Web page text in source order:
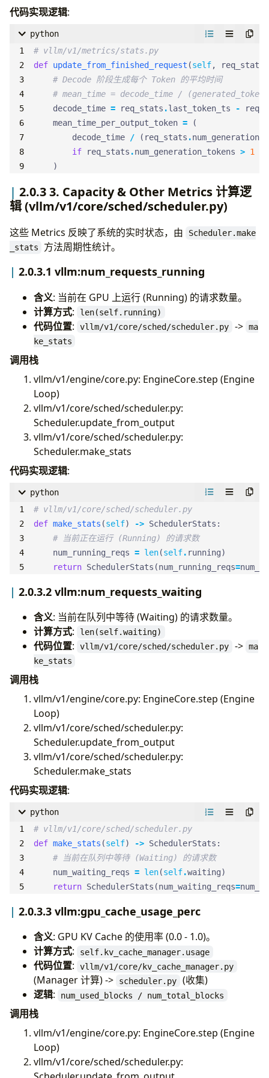
代码实现逻辑:
python
# vllm/v1/metrics/stats.py
def update_from_finished_request (self, req_stats
# Decode 阶段生成每个 Token 的平均时间
# mean_time = decode_time /
decode_time = req_stats .last_token_ts -
mean_time_per_output_token =
(
decode_time
/ ( req_stats .
if
req_stats .num_generation_tokens > 1
)
2.0.3 3. Capacity & Other Metrics 计算逻
辑 (vllm/v1/core/sched/scheduler.py)
这些 Metrics 反映了系统的实时状态，由
Scheduler.make
_stats
方法周期性统计。
2.0.3.1 vllm:num_requests_running
含义: 当前在 GPU 上运行 (Running) 的请求数量。
计算方式: len(self.running)
代码位置: vllm/v1/core/sched/scheduler.py -> ma
ke_stats
调用栈
vllm/v1/engine/core.py: EngineCore.step (Engine
Loop)
vllm/v1/core/sched/scheduler.py:
Scheduler.update_from_output
vllm/v1/core/sched/scheduler.py:
Scheduler.make_stats
代码实现逻辑:
python
# vllm/v1/core/sched/scheduler.py
def make_stats (self) -> SchedulerStats :
# 当前正在运行 (Running) 的请求数
num_running_reqs = len(self. running)
return SchedulerStats (num_running_reqs=
2.0.3.2 vllm:num_requests_waiting
含义: 当前在队列中等待 (Waiting) 的请求数量。
计算方式: len(self.waiting)
代码位置: vllm/v1/core/sched/scheduler.py -> ma
ke_stats
调用栈
vllm/v1/engine/core.py: EngineCore.step (Engine
Loop)
vllm/v1/core/sched/scheduler.py:
Scheduler.update_from_output
vllm/v1/core/sched/scheduler.py:
Scheduler.make_stats
代码实现逻辑:
python
# vllm/v1/core/sched/scheduler.py
def make_stats (self) -> SchedulerStats :
# 当前在队列中等待 (Waiting) 的请求数
num_waiting_reqs = len(self.waiting)
return SchedulerStats (num_waiting_reqs=
2.0.3.3 vllm:gpu_cache_usage_perc
含义: GPU KV Cache 的使用率 (0.0 - 1.0)。
计算方式: self.kv_cache_manager.usage
代码位置: vllm/v1/core/kv_cache_manager.py
(Manager 计算) -> scheduler.py
(收集)
逻辑: num_used_blocks / num_total_blocks
调用栈
vllm/v1/engine/core.py: EngineCore.step (Engine
Loop)
vllm/v1/core/sched/scheduler.py: